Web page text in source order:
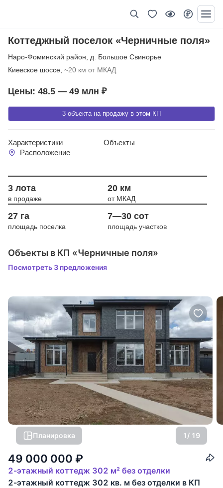
Коттеджный поселок «Черничные поля»
Наро-Фоминский район
д. Большое Свинорье
Киевское шоссе, ~20 км от МКАД
3 объекта на продажу в этом КП
Цены: 48.5 — 49 млн ₽
Характеристики
Объекты
Расположение
3 лота
в продаже
20 км
от МКАД
27 га
площадь поселка
7—30 сот
площадь участков
Объекты в КП «Черничные поля»
Посмотреть 3 предложения
Планировка 1/ 19
49 000 000 ₽
2-этажный коттедж 302 м² без отделки
2-этажный коттедж 302 кв. м без отделки в КП